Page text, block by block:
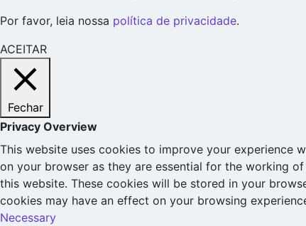
Por favor, leia nossa política de privacidade.
ACEITAR
Fechar
Privacy Overview
This website uses cookies to improve your experience
on your browser as they are essential for the working
this website. These cookies will be stored in your
cookies may have an effect on your browsing
Necessary